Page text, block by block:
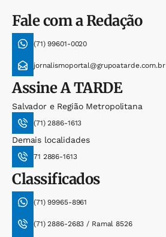
Fale com a Redação
(71) 99601-0020
jornalismoportal@grupoatarde.com.br
AssineA TARDE
Salvador e Região Metropolitana
(71) 2886-1613
Demais localidades
71 2886-1613
Classificados
(71) 99965-8961
(71) 2886-2683 / Ramal 8526